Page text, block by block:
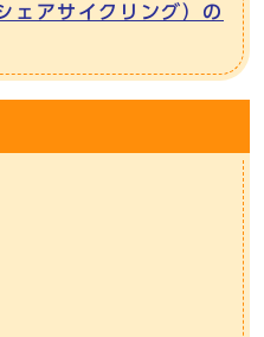
ェアサイクリング）の